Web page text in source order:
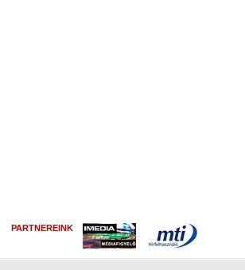
PARTNEREINK